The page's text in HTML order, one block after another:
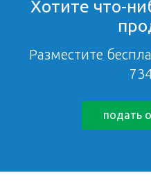
Хотите что-
Разместите
подать